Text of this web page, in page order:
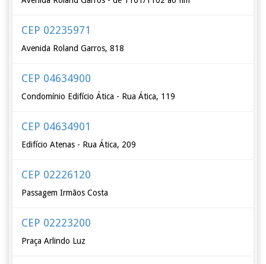
CEP 02235971
Avenida Roland Garros, 818
CEP 04634900
Condomínio Edifício Ática - Rua Ática, 119
CEP 04634901
Edifício Atenas - Rua Ática, 209
CEP 02226120
Passagem Irmãos Costa
CEP 02223200
Praça Arlindo Luz